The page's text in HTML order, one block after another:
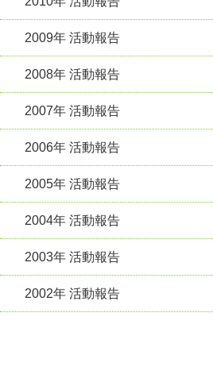
2009年 活動報告
2008年 活動報告
2007年 活動報告
2006年 活動報告
2005年 活動報告
2004年 活動報告
2003年 活動報告
2002年 活動報告